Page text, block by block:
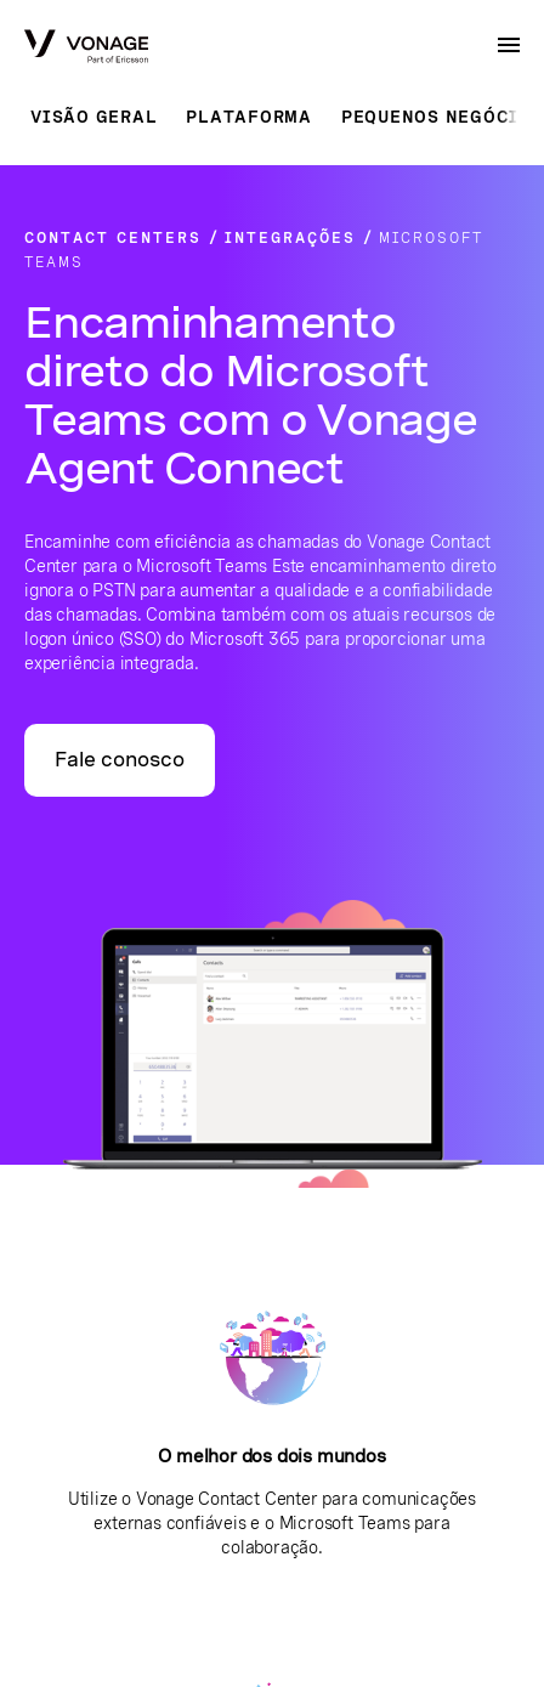
VISÃO GERAL PLATAFORMA PEQUENOS NEGÓCIOS
CONTACT CENTERS INTEGRAÇÕES
MICROSOFT
TEAMS
Encaminhamento
direto do Microsoft
Teams com o Vonage
Agent Connect
Encaminhe com eficiência as chamadas do Vonage Contact
Center para o Microsoft Teams Este encaminhamento direto
ignora o PSTN para aumentar a qualidade e a confiabilidade
das chamadas. Combina também com os atuais recursos de
logon único (SSO) do Microsoft 365 para proporcionar uma
experiência integrada.
Fale conosco
O melhor dos dois mundos
Utilize o Vonage Contact Center para comunicações
externas confiáveis e o Microsoft Teams para
colaboração.